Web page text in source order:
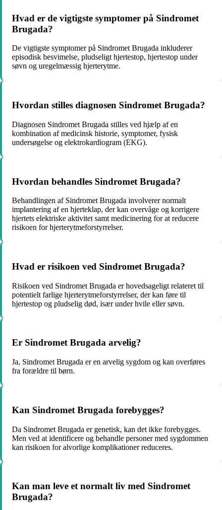
Hvad er de vigtigste symptomer på Sindromet
Brugada?
De vigtigste symptomer på Sindromet Brugada inkluderer
episodisk besvimelse, pludseligt hjertestop, hjertestop under
søvn og uregelmæssig hjerterytme.
Hvordan stilles diagnosen Sindromet Brugada?
Diagnosen Sindromet Brugada stilles ved hjælp af en
kombination af medicinsk historie, symptomer, fysisk
undersøgelse og elektrokardiogram (EKG).
Hvordan behandles Sindromet Brugada?
Behandlingen af Sindromet Brugada involverer normalt
implantering af en hjerteklap, der kan overvåge og korrigere
hjertets elektriske aktivitet samt medicinering for at reducere
risikoen for hjerterytmeforstyrrelser.
Hvad er risikoen ved Sindromet Brugada?
Risikoen ved Sindromet Brugada er hovedsageligt relateret til
potentielt farlige hjerterytmeforstyrrelser, der kan føre til
hjertestop og pludselig død, især under hvile eller søvn.
Er Sindromet Brugada arvelig?
Ja, Sindromet Brugada er en arvelig sygdom og kan overføres
fra forældre til børn.
Kan Sindromet Brugada forebygges?
Da Sindromet Brugada er genetisk, kan det ikke forebygges.
Men ved at identificere og behandle personer med sygdommen
kan risikoen for alvorlige komplikationer reduceres.
Kan man leve et normalt liv med Sindromet
Brugada?